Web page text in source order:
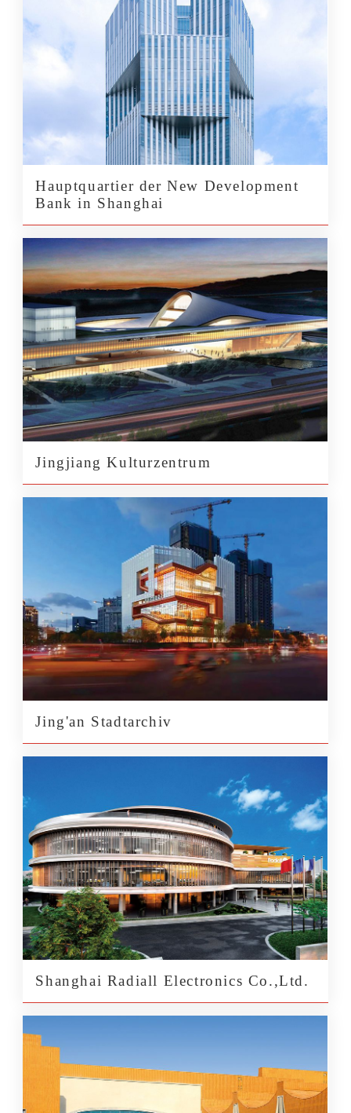
Hauptquartier der New Development
Bank in Shanghai
Jingjiang Kulturzentrum
Jing'an Stadtarchiv
Shanghai Radiall Electronics Co.,Ltd.